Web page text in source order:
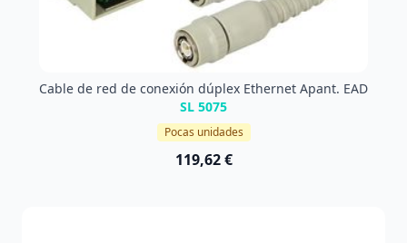
Cable de red de conexión dúplex Ethernet Apant. EAD
SL 5075
Pocas unidades
119,62 €